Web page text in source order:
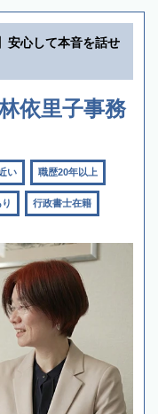
安心して本音を話せ
依里子事務
い 職歴20年以上
行政書士在籍